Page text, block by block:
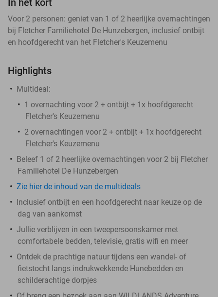
Voor 2 personen: geniet van 1 of 2 heerlijke overnachtingen
bij Fletcher Familiehotel De Hunzebergen, inclusief ontbijt
en hoofdgerecht van het Fletcher's Keuzemenu
Highlights
Multideal:
1 overnachting voor 2 + ontbijt + 1x hoofdgerecht
Fletcher's Keuzemenu
2 overnachtingen voor 2 + ontbijt + 1x hoofdgerecht
Fletcher's Keuzemenu
Beleef 1 of 2 heerlijke overnachtingen voor 2 bij Fletcher
Familiehotel De Hunzebergen
Zie hier de inhoud van de multideals
Inclusief ontbijt en een hoofdgerecht naar keuze op de
dag van aankomst
Jullie verblijven in een tweepersoonskamer met
comfortabele bedden, televisie, gratis wifi en meer
Ontdek de prachtige natuur tijdens een wandel- of
fietstocht langs indrukwekkende Hunebedden en
schilderachtige dorpjes